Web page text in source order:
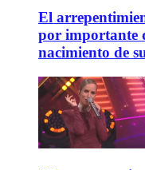
El
por importante
nacimiento de